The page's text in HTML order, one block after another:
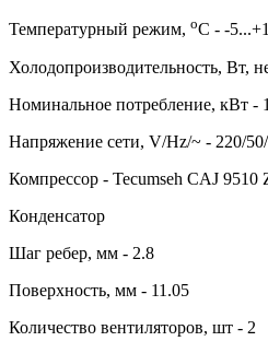
Температурный режим, оС - -
Холодопроизводительность, Вт,
Номинальное потребление, кВт -
Напряжение сети, V/Hz/~ - 220/50/
Компрессор - Tecumseh CAJ 9510
Конденсатор
Шаг ребер, мм - 2.8
Поверхность, мм - 11.05
Количество вентиляторов, шт - 2